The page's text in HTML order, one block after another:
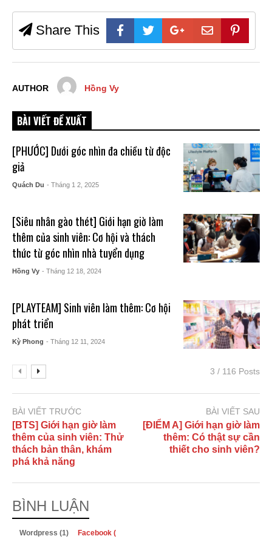
Share This
AUTHOR Hồng Vy
BÀI VIẾT ĐỀ XUẤT
[PHƯỚC] Dưới góc nhìn đa chiều từ độc
giả
Quách Du - Tháng 1 2, 2025
[Siêu nhân gào thét] Giới hạn giờ làm
thêm của sinh viên: Cơ hội và thách
thức từ góc nhìn nhà tuyển dụng
Hồng Vy - Tháng 12 18, 2024
[PLAYTEAM] Sinh viên làm thêm: Cơ hội
phát triển
Kỳ Phong - Tháng 12 11, 2024
3 / 116 Posts
BÀI VIẾT TRƯỚC
[BTS] Giới hạn giờ làm
thêm của sinh viên: Thử
thách bản thân, khám
phá khả năng
BÀI VIẾT SAU
[ĐIỂM A] Giới hạn giờ làm
thêm: Có thật sự cần
thiết cho sinh viên?
BÌNH LUẬN
Wordpress (1) Facebook (